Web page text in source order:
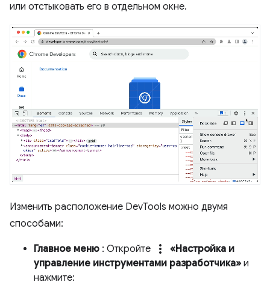
или отстыковать его в отдельном окне.
Изменить расположение DevTools можно двумя
способами:
Главное меню : Откройте more_vert
«Настройка и
управление инструментами разработчика» и
нажмите: